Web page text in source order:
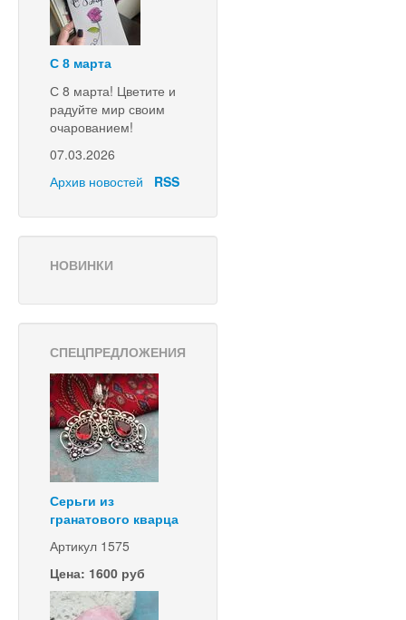
С 8 марта
С 8 марта! Цветите и
радуйте мир своим
очарованием!
07.03.2026
Архив новостей
RSS
НОВИНКИ
СПЕЦПРЕДЛОЖЕНИЯ
Серьги из
гранатового кварца
Артикул 1575
Цена: 1600 руб